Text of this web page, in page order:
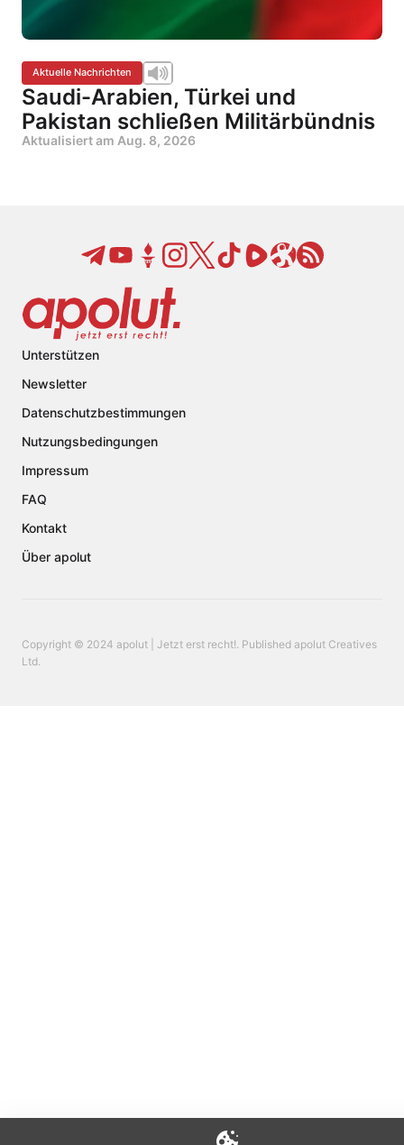
Aktuelle Nachrichten
Saudi-Arabien, Türkei und
Pakistan schließen Militärbündnis
Aktualisiert am Aug. 8, 2026
Unterstützen
Newsletter
Datenschutzbestimmungen
Nutzungsbedingungen
Impressum
FAQ
Kontakt
Über apolut
Copyright © 2024 apolut | Jetzt erst recht!. Published apolut Creatives
Ltd.